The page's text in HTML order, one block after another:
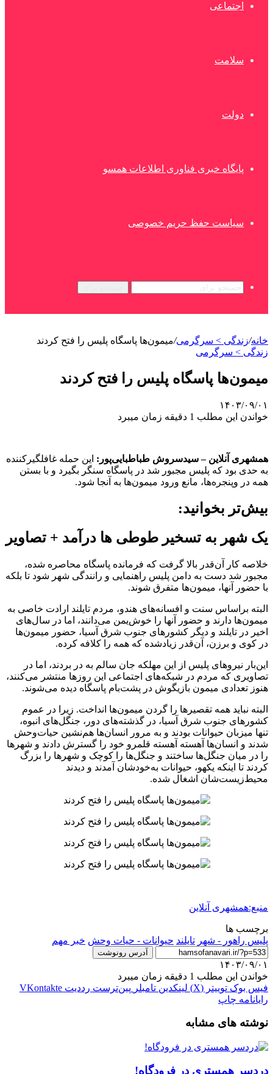
اجتماعی
سلامت
دولت
پایگاه خبری فناوری اطلاعات همسو
سیاست حفظ حریم خصوصی
خانه/زندگی > سرگرمی/میمون‌ها پاسگاه پلیس را فتح کردند
زندگی > سرگرمی
میمون‌ها پاسگاه پلیس را فتح کردند
۱۴۰۳/۰۹/۰۱
خواندن این مطلب 1 دقیقه زمان میبرد
همشهری آنلاین – سیدسروش طباطبایی‌پور: این حمله غافلگیرکننده
به حدی بود که پلیس مجبور شد در پاسگاه سنگر بگیرد و با بستن
همه در وپنجره‌ها، مانع ورود میمون‌ها به آنجا شود.
بیش‌تر بخوانید:
یک شهر به تسخیر طوطی ها درآمد + تصاویر
خلاصه کار آن‌قدر بالا گرفت که فرمانده پاسگاه محاصره شده،
مجبور شد دست به دامن پلیس راهنمایی و رانندگی شهر شود تا بلکه
با حضور آنها، میمون‌ها متفرق شوند.
البته براساس سنت و افسانه‌های هندو، مردم تایلند ارادت خاصی به
میمون‌ها دارند و حضور آنها را خوش‌یمن می‌دانند، اما در سال‌های
اخیر در تایلند و دیگر کشورهای جنوب شرق آسیا، حضور میمون‌ها
در کوی و برزن، آن‌قدر زیادشده که همه را کلافه کرده.
این‌بار نیروهای پلیس از این مهلکه جان سالم به در بردند، اما در
تصاویری که مردم در شبکه‌های اجتماعی این روزها منتشر می‌کنند،
هنوز تعدادی میمون بازیگوش در پشت‌بام پاسگاه دیده می‌شوند.
البته نباید همه تقصیرها را گردن میمون‌ها انداخت. زیرا در عموم
کشورهای جنوب شرق آسیا، در گذشته‌های دور، جنگل‌های انبوه،
تنها میزبان حیوانات بودند و به مرور انسان‌ها هم‌نشین حیات‌وحش
شدند و انسان‌ها آهسته آهسته قلمرو خود را گسترش دادند و شهرها
را در میان جنگل‌ها ساختند و جنگل‌ها را کوچک و شهرها را بزرگ
کردند تا اینکه یکهو، حیوانات به‌خودشان آمدند و دیدند
محیط‌زیست‌شان اشغال شده.
منبع:همشهری آنلاین
برچسب ها
پلیس راهور - شهر تایلند حیوانات - حیات وحش خبر مهم
آدرس رونوشت
۱۴۰۳/۰۹/۰۱
خواندن این مطلب 1 دقیقه زمان میبرد
فیس بوک توییتر (X) لینکدین ‫تامبلر ‫پین‌ترست ‫رددیت ‫VKontakte
رایانامه چاپ
نوشته های مشابه
دردسر همستری در فرودگاه!